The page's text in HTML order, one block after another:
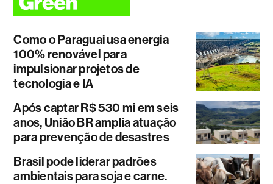
Como o Paraguai usa energia
100% renovável para
impulsionar projetos de
tecnologia e IA
Após captar R$ 530 mi em seis
anos, União BR amplia atuação
para prevenção de desastres
Brasil pode liderar padrões
ambientais para soja e carne.